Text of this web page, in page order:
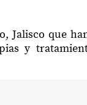
Jalisco que
y